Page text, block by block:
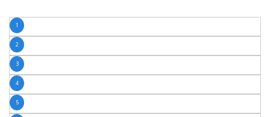
1
2
3
4
5